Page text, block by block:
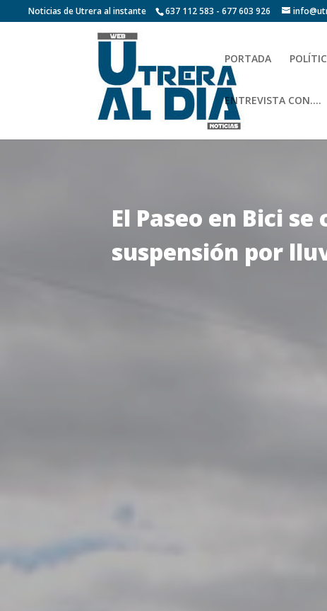
Noticias de Utrera al instante 637 112 583 - 677 603 926
PORTADA
ENTREVISTA CON….
El Paseo en Bici
suspensión por